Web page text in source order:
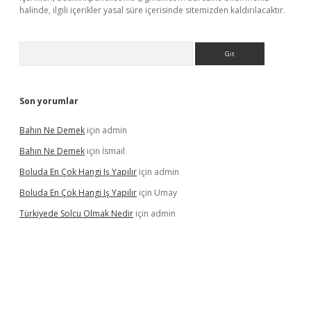
halinde, ilgili içerikler yasal süre içerisinde sitemizden kaldırılacaktır.
Son yorumlar
Bahın Ne Demek için admin
Bahın Ne Demek için İsmail
Boluda En Çok Hangi Iş Yapılır için admin
Boluda En Çok Hangi Iş Yapılır için Umay
Türkiyede Solcu Olmak Nedir için admin